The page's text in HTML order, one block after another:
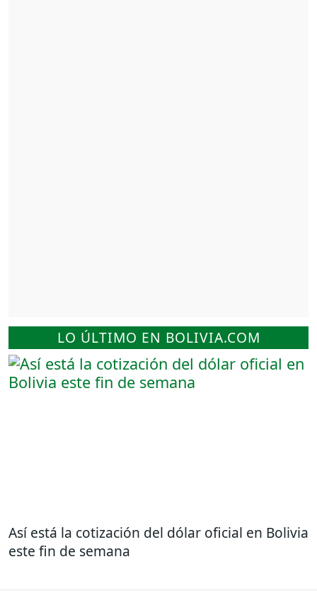
LO ÚLTIMO EN BOLIVIA.COM
Así está la cotización del dólar oficial en Bolivia
este fin de semana